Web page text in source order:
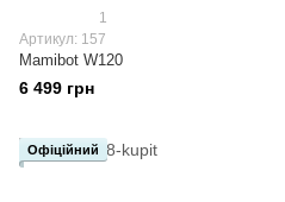
1
Артикул: 157
Mamibot W120
6 499 грн
Офіційний